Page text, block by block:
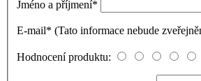
Jméno a příjmení*
E-mail* (Tato informace nebude
Hodnocení produktu: